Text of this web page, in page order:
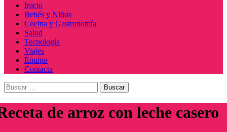
Menú
principal
Inicio
Bebés y Niños
Cocina y Gastronomía
Salud
Tecnología
Viajes
Equipo
Contacta
Buscar:
de arroz con leche casero